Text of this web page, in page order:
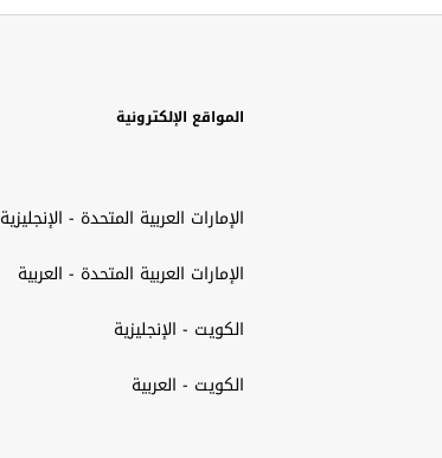
المواقع الإلكترونية
الإمارات العربية المتحدة - الإنجليزية
الإمارات العربية المتحدة - العربية
الكويت - الإنجليزية
الكويت - العربية